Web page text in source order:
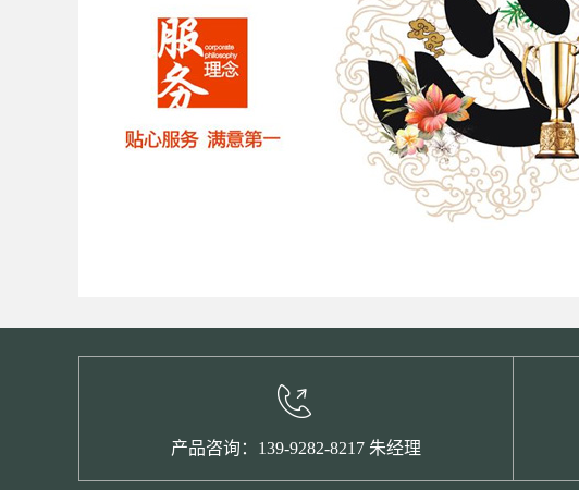
产品咨询：139-9282-8217 朱经理